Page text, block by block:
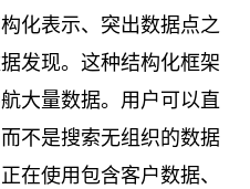
化表示、突出数据点之
发现。这种结构化框架
大量数据。用户可以直
不是搜索无组织的数据
在使用包含客户数据、